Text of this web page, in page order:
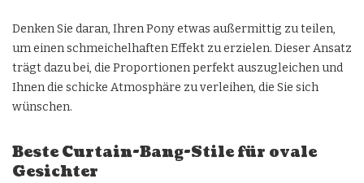
Denken Sie daran, Ihren Pony etwas außermittig zu teilen,
um einen schmeichelhaften Effekt zu erzielen. Dieser Ansatz
trägt dazu bei, die Proportionen perfekt auszugleichen und
Ihnen die schicke Atmosphäre zu verleihen, die Sie sich
wünschen.
Beste Curtain-Bang-Stile für ovale
Gesichter